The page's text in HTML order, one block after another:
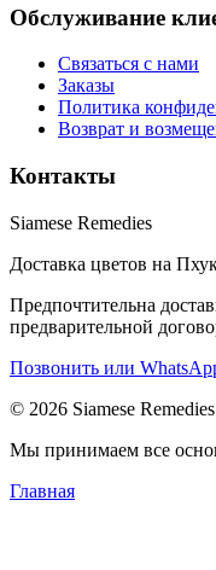
Обслуживание
Связаться с нами
Заказы
Политика
Возврат и
Контакты
Siamese Remedies
Доставка цветов на
Предпочтительна
предварительной
Позвонить или
© 2026 Siamese
Мы принимаем все
Главная